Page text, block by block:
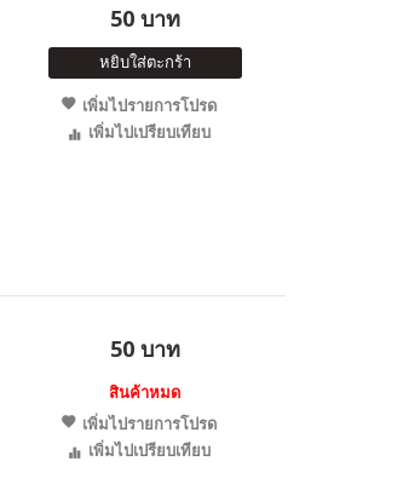
50 บาท
หยิบใส่ตะกร้า
เพิ่มไปรายการโปรด
เพิ่มไปเปรียบเทียบ
50 บาท
สินค้าหมด
เพิ่มไปรายการโปรด
เพิ่มไปเปรียบเทียบ